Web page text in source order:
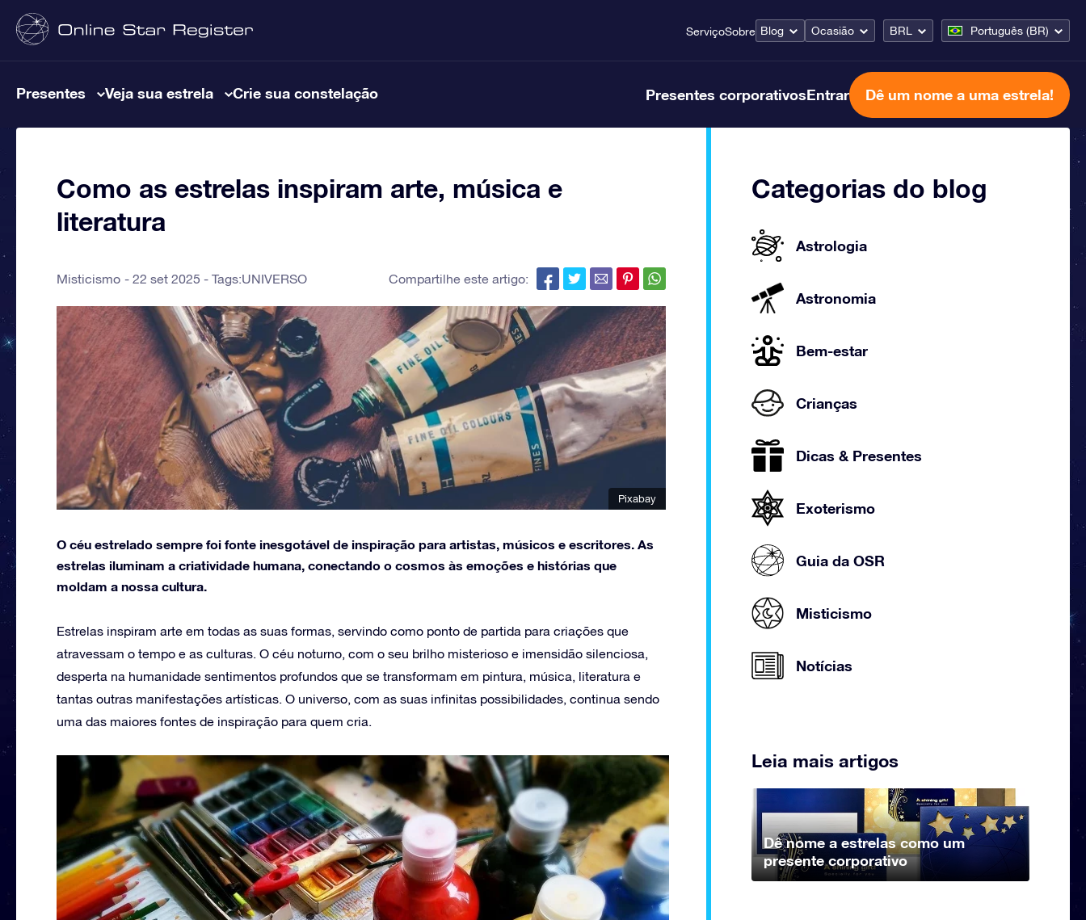
ServiçoSobre Blog Ocasião BRL Português (BR)
Presentes Veja sua estrela Crie sua constelação Presentes corporativosEntrar Dê um nome a uma estrela!
Como as estrelas inspiram arte, música e
literatura
Misticismo 22 set 2025 - Tags:UNIVERSO Compartilhe este artigo:
Pixabay
O céu estrelado sempre foi fonte inesgotável de inspiração para artistas, músicos e escritores. As
estrelas iluminam a criatividade humana, conectando o cosmos às emoções e histórias que
moldam a nossa cultura.
Estrelas inspiram arte em todas as suas formas, servindo como ponto de partida para criações que
atravessam o tempo e as culturas. O céu noturno, com o seu brilho misterioso e imensidão silenciosa,
desperta na humanidade sentimentos profundos que se transformam em pintura, música, literatura e
tantas outras manifestações artísticas. O universo, com as suas infinitas possibilidades, continua sendo
uma das maiores fontes de inspiração para quem cria.
Categorias do blog
Astrologia
Astronomia
Bem-estar
Crianças
Dicas & Presentes
Exoterismo
Guia da OSR
Misticismo
Notícias
Leia mais artigos
Dê nome a estrelas como um
presente corporativo